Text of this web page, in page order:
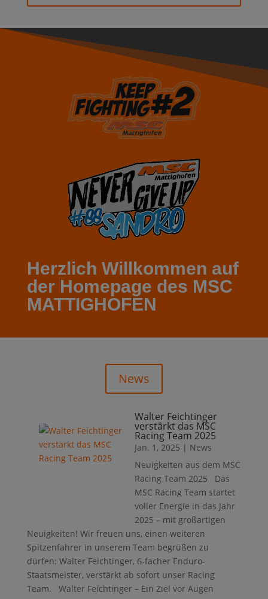
Herzlich Willkommen auf
der Homepage des MSC
MATTIGHOFEN
News
Walter Feichtinger
verstärkt das MSC
Racing Team 2025
Jan. 1, 2025 | News
Neuigkeiten aus dem MSC
Racing Team 2025 Das
MSC Racing Team startet
voller Energie in das Jahr
2025 – mit großartigen
Neuigkeiten! Wir freuen uns, einen weiteren
Spitzenfahrer in unserem Team begrüßen zu
dürfen: Walter Feichtinger, 6-facher Enduro-
Staatsmeister, verstärkt ab sofort unser Racing
Team. Walter Feichtinger – Ein Ziel vor Augen